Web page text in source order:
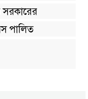
সরকারের
পালিত